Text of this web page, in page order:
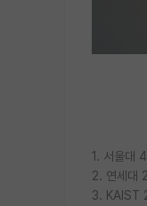
1. 서울대
2. 연세대
3. KAIST